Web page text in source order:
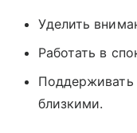
Уделить
Работать в
близкими.